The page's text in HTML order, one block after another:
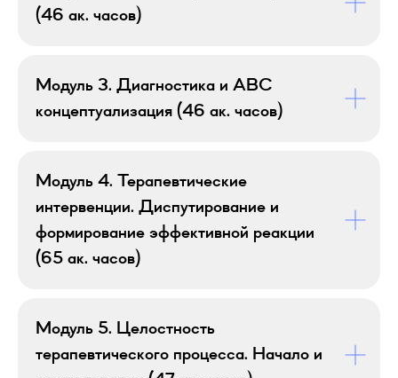
(46 ак. часов)
Модуль 3. Диагностика и ABC
концептуализация (46 ак. часов)
Модуль 4. Терапевтические
интервенции. Диспутирование и
формирование эффективной реакции
(65 ак. часов)
Модуль 5. Целостность
терапевтического процесса. Начало и
Наши преимущества
уровня
Программа разработана совместно
с одним из ведущих московских
психологических вузов — Московским
институтом психоанализа.
Официальный диплом
От Московского института
психоанализа и Среды Обучения